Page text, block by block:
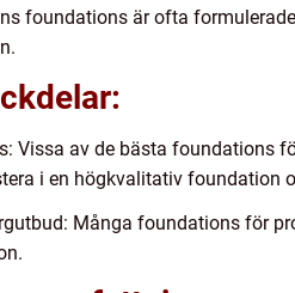
foundations är ofta
Vissa av de bästa foundations
i en högkvalitativ foundation
Många foundations för